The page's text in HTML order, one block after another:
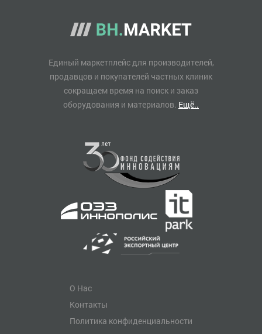
Единый маркетплейс для производителей,
продавцов и покупателей частных клиник
сокращаем время на поиск и заказ
оборудования и материалов. Ещё..
О Нас
Контакты
Политика конфиденциальности